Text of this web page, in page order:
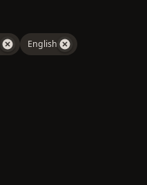
English